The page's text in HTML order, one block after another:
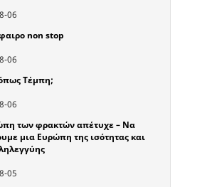
06
non stop
06
Τέμπη;
06
των φρακτών απέτυχε – Να
μια Ευρώπη της ισότητας και
05